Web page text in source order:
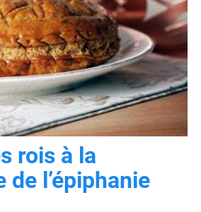
rois à la
l’épiphanie